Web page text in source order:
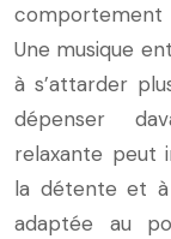
comportement
Une musique
à s’attarder
dépenser
relaxante peut
la détente et à
adaptée au